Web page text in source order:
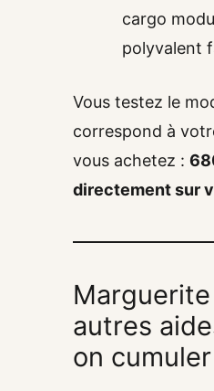
cargo
polyvalent
Vous testez le
correspond à
vous achetez :
directement sur
autres
on